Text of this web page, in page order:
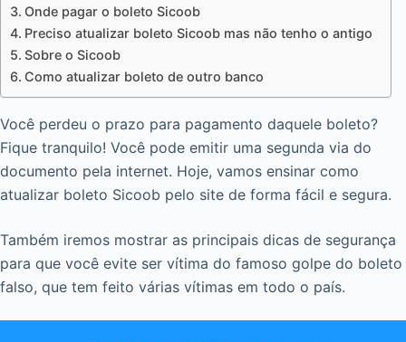
Onde pagar o boleto Sicoob
Preciso atualizar boleto Sicoob mas não tenho o antigo
Sobre o Sicoob
Como atualizar boleto de outro banco
Você perdeu o prazo para pagamento daquele boleto?
Fique tranquilo! Você pode emitir uma segunda via do
documento pela internet. Hoje, vamos ensinar como
atualizar boleto Sicoob pelo site de forma fácil e segura.
Também iremos mostrar as principais dicas de segurança
para que você evite ser vítima do famoso golpe do boleto
falso, que tem feito várias vítimas em todo o país.